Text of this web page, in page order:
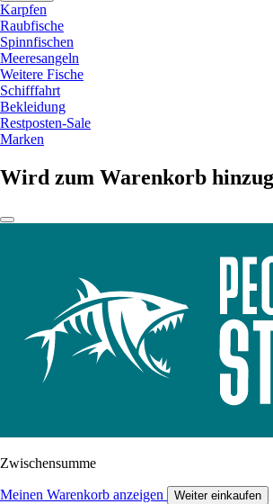
Karpfen
Raubfische
Spinnfischen
Meeresangeln
Weitere Fische
Schifffahrt
Bekleidung
Restposten-Sale
Marken
Wird zum Warenkorb
Zwischensumme
Meinen Warenkorb anzeigen Weiter einkaufen